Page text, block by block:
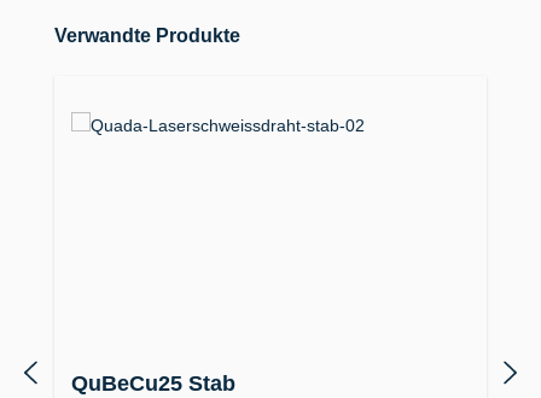
Produktgalerie überspringen
Verwandte Produkte
QuBeCu25 Stab